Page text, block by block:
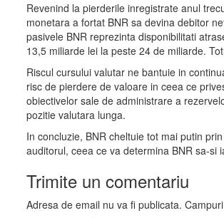
Revenind la pierderile inregistrate anul
monetara a fortat BNR sa devina debitor
pasivele BNR reprezinta disponibilitati
13,5 miliarde lei la peste 24 de miliarde.
Riscul cursului valutar ne bantuie in
risc de pierdere de valoare in ceea ce
obiectivelor sale de administrare a
pozitie valutara lunga.
In concluzie, BNR cheltuie tot mai putin
auditorul, ceea ce va determina BNR sa-si
Trimite un comentariu
Adresa de email nu va fi publicata.